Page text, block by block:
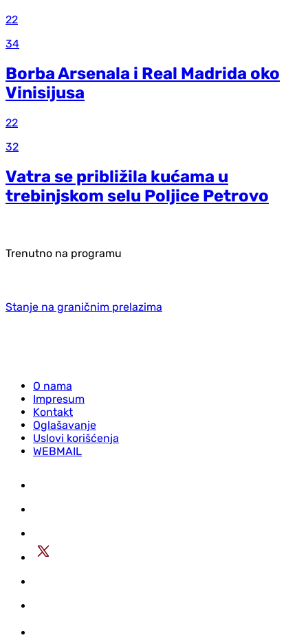
22
34
Borba Arsenala i Real Madrida oko
Vinisijusa
22
32
Vatra se približila kućama u
trebinjskom selu Poljice Petrovo
Trenutno na programu
Stanje na graničnim prelazima
O nama
Impresum
Kontakt
Oglašavanje
Uslovi korišćenja
WEBMAIL